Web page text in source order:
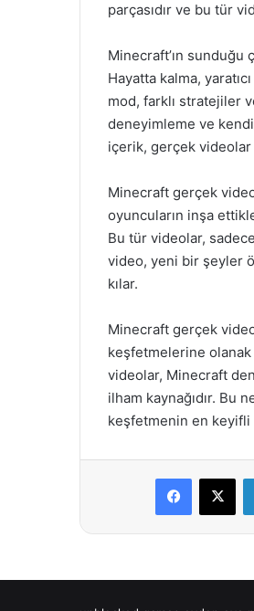
parçasıdır ve bu tür
Minecraft’ın
Hayatta kalma,
mod, farklı stratejiler
deneyimleme ve
içerik, gerçek
Minecraft gerçek
oyuncuların inşa
Bu tür videolar,
video, yeni bir şeyler
kılar.
Minecraft gerçek
keşfetmelerine olanak
videolar, Minecraft
ilham kaynağıdır. Bu
keşfetmenin en keyifli
Facebook
X